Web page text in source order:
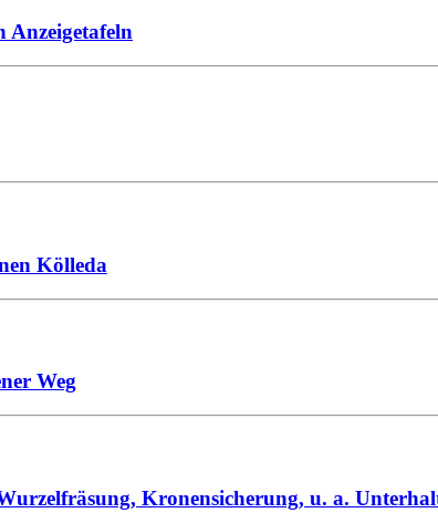
Kölleda
Weg
Kronensicherung, u. a.